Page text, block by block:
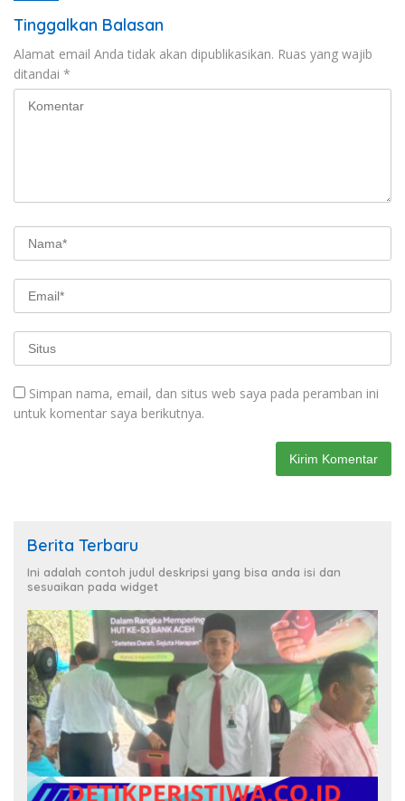
Tinggalkan Balasan
Alamat email Anda tidak akan dipublikasikan. Ruas yang wajib
ditandai *
Simpan nama, email, dan situs web saya pada peramban ini
untuk komentar saya berikutnya.
Berita Terbaru
Ini adalah contoh judul deskripsi yang bisa anda isi dan
sesuaikan pada widget